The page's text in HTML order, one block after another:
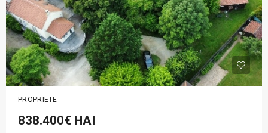
PROPRIETE
838.400€ HAI